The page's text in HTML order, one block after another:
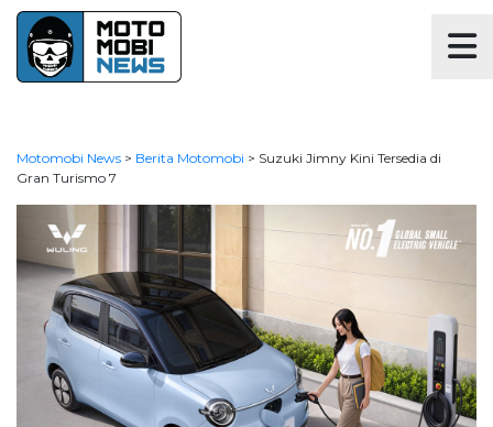
Motomobi News > Berita Motomobi > Suzuki Jimny Kini Tersedia di
Gran Turismo 7